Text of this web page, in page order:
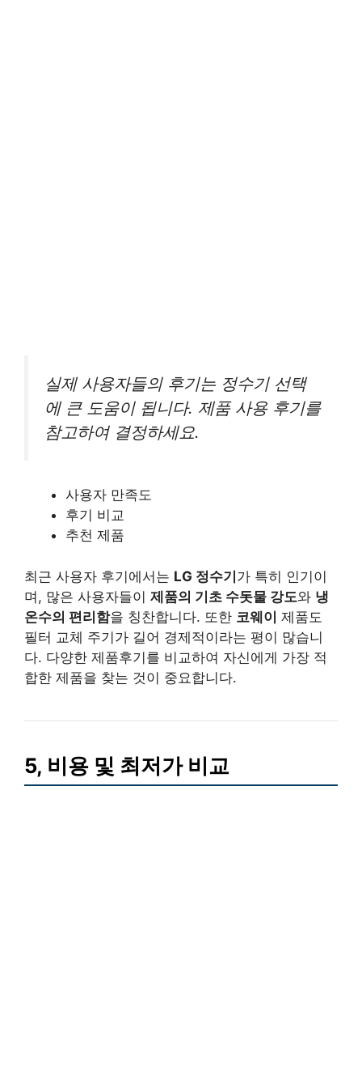
실제 사용자들의 후기는 정수기 선택
에 큰 도움이 됩니다. 제품 사용 후기를
참고하여 결정하세요.
사용자 만족도
후기 비교
추천 제품
최근 사용자 후기에서는 LG 정수기가 특히 인기이
며, 많은 사용자들이 제품의 기초 수돗물 강도와 냉
온수의 편리함을 칭찬합니다. 또한 코웨이 제품도
필터 교체 주기가 길어 경제적이라는 평이 많습니
다. 다양한 제품후기를 비교하여 자신에게 가장 적
합한 제품을 찾는 것이 중요합니다.
5, 비용 및 최저가 비교